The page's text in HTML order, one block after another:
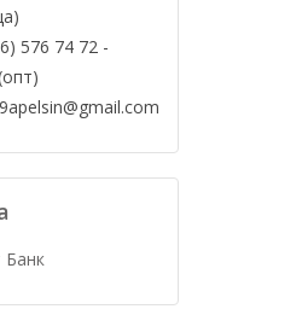
576 74 72 -
Банк